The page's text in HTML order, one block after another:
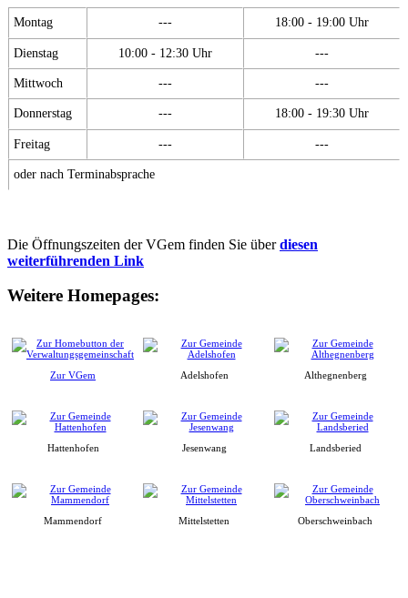
Montag --- 18:00 - 19:00 Uhr
Dienstag 10:00 - 12:30 Uhr ---
Mittwoch --- ---
Donnerstag --- 18:00 - 19:30 Uhr
Freitag --- ---
oder nach Terminabsprache
Die Öffnungszeiten der VGem finden Sie überdiesen
weiterführenden Link
Weitere Homepages:
Zur VGem Adelshofen Althegnenberg
Hattenhofen Jesenwang Landsberied
Mammendorf Mittelstetten Oberschweinbach